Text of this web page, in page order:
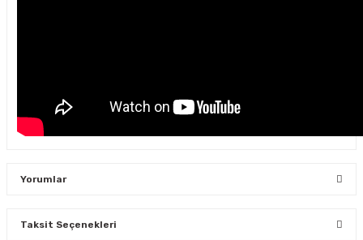
Yorumlar
Taksit Seçenekleri